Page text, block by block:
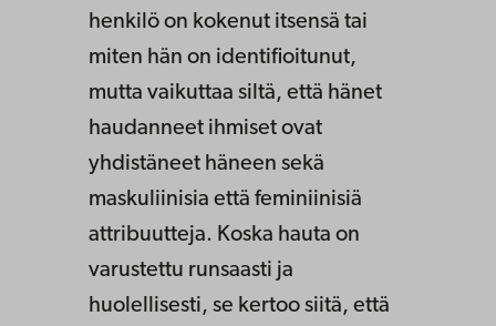
henkilö on kokenut itsensä tai
miten hän on identifioitunut,
mutta vaikuttaa siltä, että hänet
haudanneet ihmiset ovat
yhdistäneet häneen sekä
maskuliinisia että feminiinisiä
attribuutteja. Koska hauta on
varustettu runsaasti ja
huolellisesti, se kertoo siitä, että